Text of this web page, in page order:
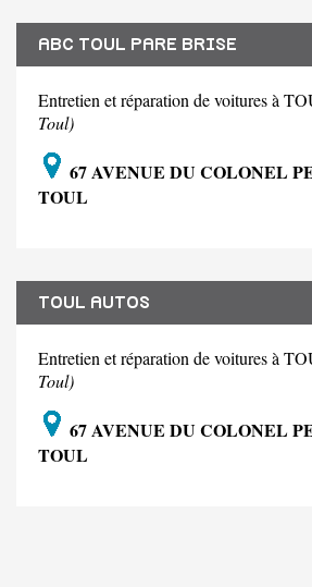
ABC TOUL PARE BRISE
Entretien et réparation de voitures à
Toul)
67 AVENUE DU COLONEL
TOUL
TOUL AUTOS
Entretien et réparation de voitures à
Toul)
67 AVENUE DU COLONEL
TOUL